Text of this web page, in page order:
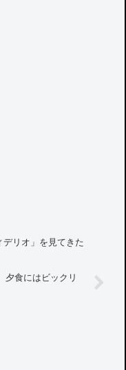
デリオ」を見てきた
食にはビックリ